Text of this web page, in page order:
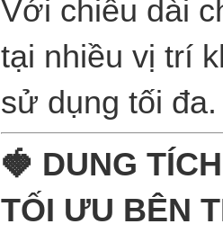
Với chiều dài
tại nhiều vị trí
sử dụng tối đa.
🍓 DUNG
TỐI ƯU BÊN